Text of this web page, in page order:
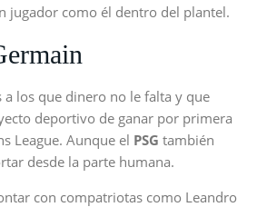
jugador como él dentro del plantel.
a los que dinero no le falta y que
deportivo de ganar por primera
League. Aunque el PSG también
desde la parte humana.
con compatriotas como Leandro